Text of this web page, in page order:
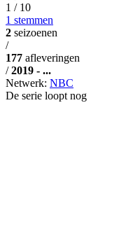
1 / 10
1 stemmen
2 seizoenen
/
177 afleveringen
/ 2019 - ...
Netwerk: NBC
De serie loopt nog